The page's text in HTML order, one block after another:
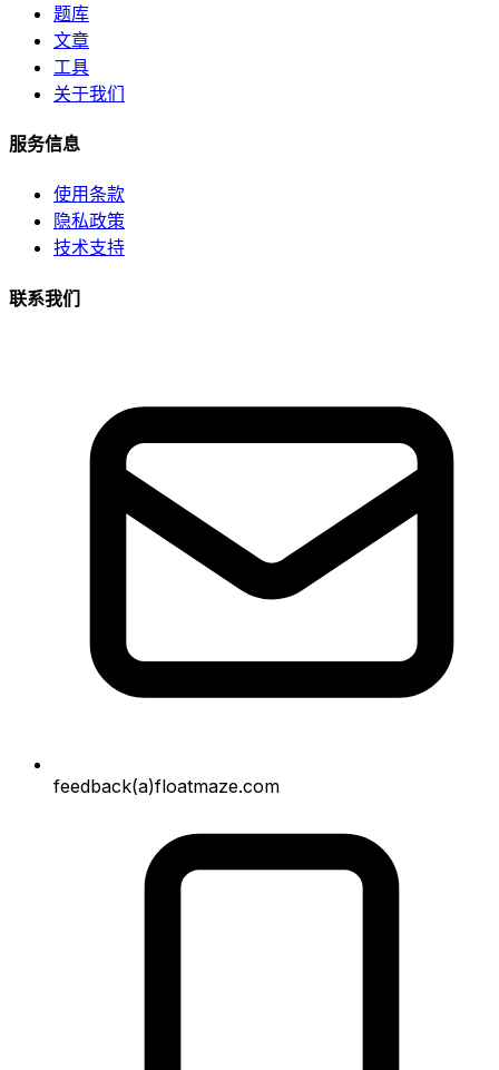
题库
文章
工具
关于我们
服务信息
使用条款
隐私政策
技术支持
联系我们
feedback(a)floatmaze.com